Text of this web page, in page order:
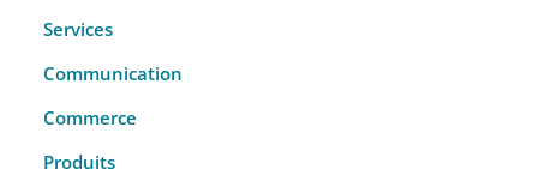
Services
Communication
Commerce
Produits